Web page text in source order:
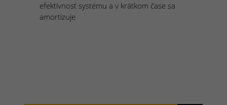
efektívnosť systému a v krátkom čase sa
amortizuje